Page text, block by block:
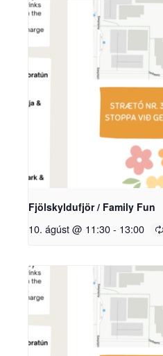
Fjölskyldufjör / Family Fun
10. ágúst @ 11:30- 13:00